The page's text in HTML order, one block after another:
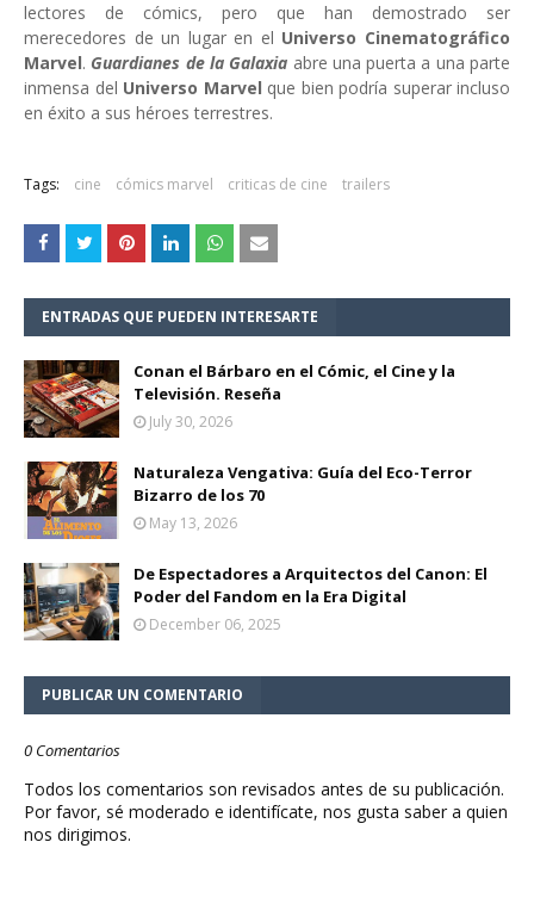
lectores de cómics, pero que han demostrado ser
merecedores de un lugar en el Universo Cinematográfico
Marvel. Guardianes de la Galaxia abre una puerta a una parte
inmensa del Universo Marvel que bien podría superar incluso
en éxito a sus héroes terrestres.
Tags: cine cómics marvel criticas de cine trailers
ENTRADAS QUE PUEDEN INTERESARTE
Conan el Bárbaro en el Cómic, el Cine y la
Televisión. Reseña
July 30, 2026
Naturaleza Vengativa: Guía del Eco-Terror
Bizarro de los 70
May 13, 2026
De Espectadores a Arquitectos del Canon: El
Poder del Fandom en la Era Digital
December 06, 2025
PUBLICAR UN COMENTARIO
0 Comentarios
Todos los comentarios son revisados antes de su publicación.
Por favor, sé moderado e identifícate, nos gusta saber a quien
nos dirigimos.